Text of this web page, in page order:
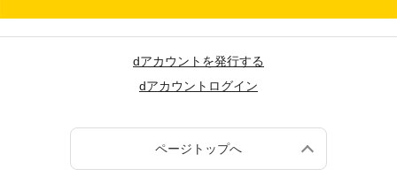
dアカウントを発行する
dアカウントログイン
ページトップへ